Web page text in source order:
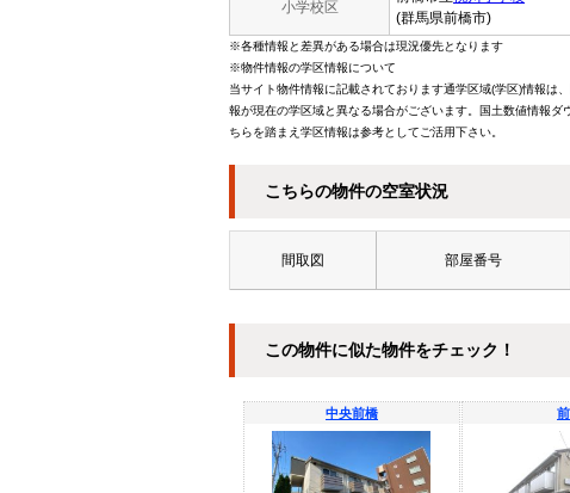
小学校区
(群馬県前橋市)
※各種情報と差異がある場合は現況優先となります
※物件情報の学区情報について
当サイト物件情報に記載されております通学区域(学区)情報
報が現在の学区域と異なる場合がございます。国土数値情報
ちらを踏まえ学区情報は参考としてご活用下さい。
こちらの物件の空室状況
間取図 部屋番号
この物件に似た物件をチェック！
中央前橋